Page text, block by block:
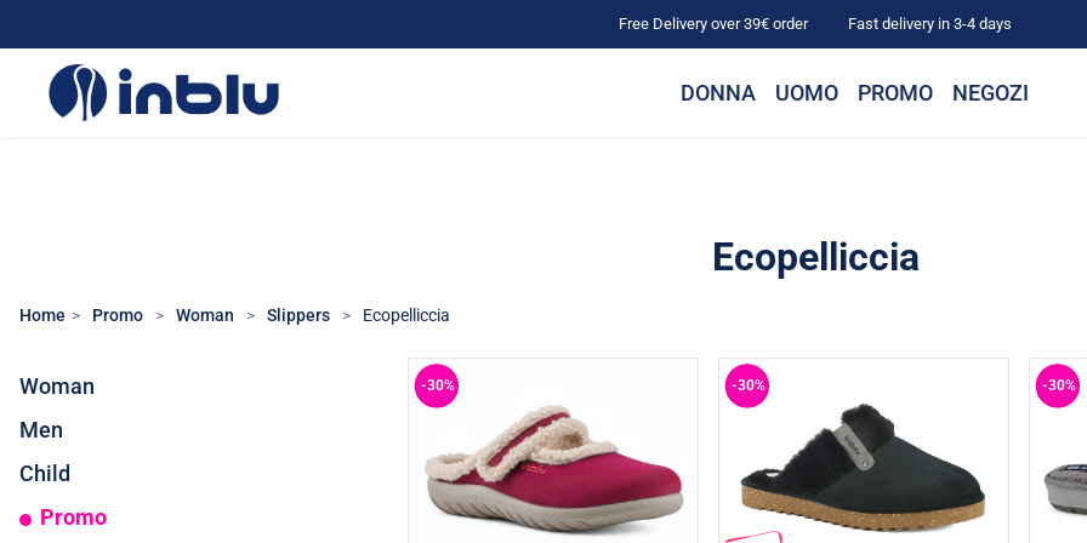
Free Delivery over 39€ order Fast delivery in 3-4 days
DONNA UOMO PROMO NEGOZI
Ecopelliccia
Home Promo Woman Slippers Ecopelliccia
-30% -30% -30%
Woman
Men
Child
Promo